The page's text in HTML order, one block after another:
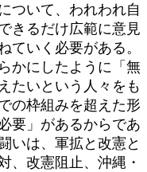
ついて、われわれ自
きるだけ広範に意見
ていく必要がある。
かにしたように「無
たいという人々をも
の枠組みを超えた形
要」があるからであ
いは、軍拡と改憲と
、改憲阻止、沖縄・